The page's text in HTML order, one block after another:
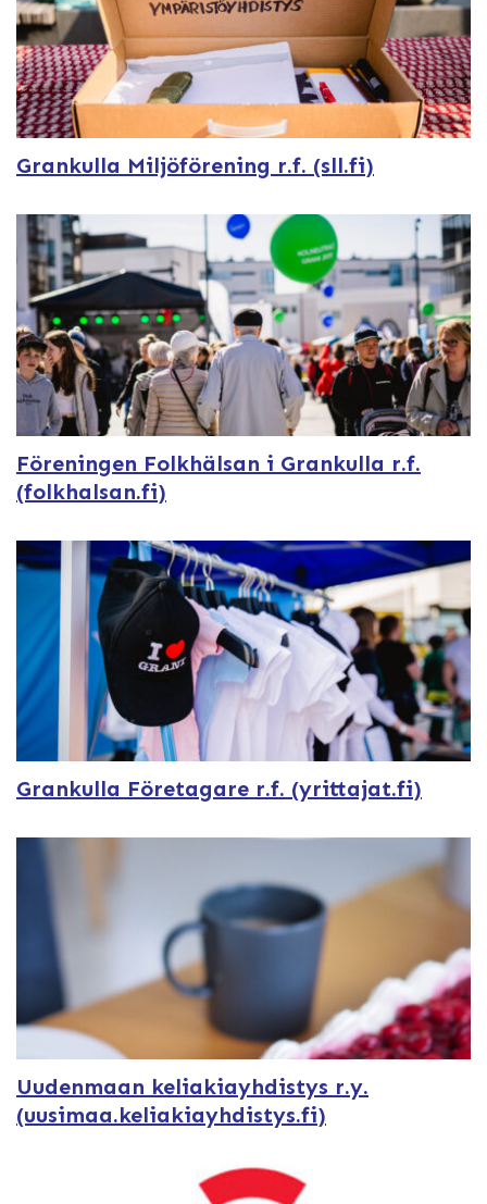
Grankulla Miljöförening r.f. (sll.fi)
Föreningen Folkhälsan i Grankulla r.f.
(folkhalsan.fi)
Grankulla Företagare r.f. (yrittajat.fi)
Uudenmaan keliakiayhdistys r.y.
(uusimaa.keliakiayhdistys.fi)